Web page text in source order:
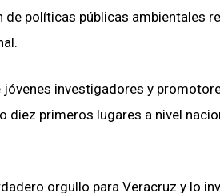
políticas públicas ambientales
investigadores y
primeros lugares a nivel
orgullo para Veracruz y lo